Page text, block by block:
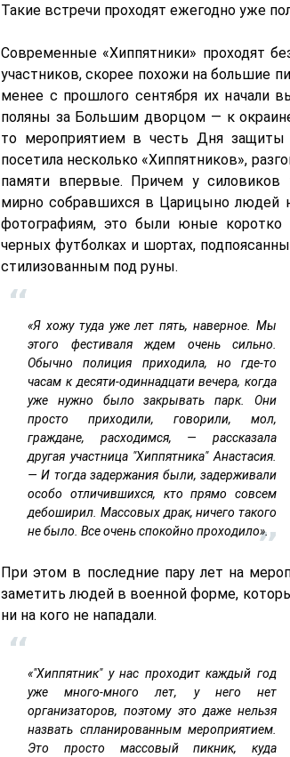
Такие встречи проходят ежегодно уже
Современные «Хиппятники» проходят
участников, скорее похожи на большие
менее с прошлого сентября их начали
поляны за Большим дворцом — к
то мероприятием в честь Дня
посетила несколько «Хиппятников»,
памяти впервые. Причем у силовиков
мирно собравшихся в Царицыно людей
фотографиям, это были юные
черных футболках и шортах,
стилизованным под руны.
«Я хожу туда уже лет пять, наверное. Мы
этого фестиваля ждем очень сильно.
Обычно полиция приходила, но где-то
часам к десяти-одиннадцати вечера, когда
уже нужно было закрывать парк. Они
просто приходили, говорили, мол,
граждане, расходимся, — рассказала
другая участница "Хиппятника" Анастасия.
— И тогда задержания были, задерживали
особо отличившихся, кто прямо совсем
дебоширил. Массовых драк, ничего такого
не было. Все очень спокойно проходило».
При этом в последние пару лет на
заметить людей в военной форме,
ни на кого не нападали.
«"Хиппятник" у нас проходит каждый год
уже много-много лет, у него нет
организаторов, поэтому это даже нельзя
назвать спланированным мероприятием.
Это просто массовый пикник, куда